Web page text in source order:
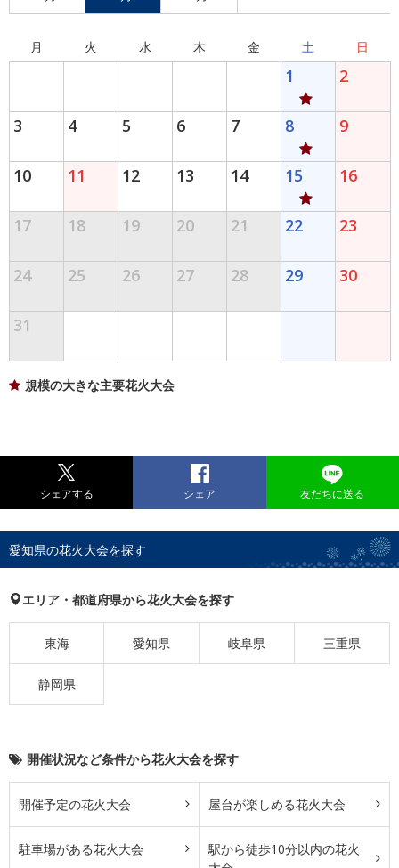
月 火 水 木 金 土 日
1 2
3 4 5 6 7 8 9
10 11 12 13 14 15 16
17 18 19 20 21 22 23
24 25 26 27 28 29 30
31
規模の大きな主要花火大会
シェアする シェア 友だちに送る
愛知県の花火大会を探す
エリア・都道府県から花火大会を探す
東海 愛知県 岐阜県 三重県
静岡県
開催状況など条件から花火大会を探す
開催予定の花火大会 屋台が楽しめる花火大会
駐車場がある花火大会
駅から徒歩10分以内の花火